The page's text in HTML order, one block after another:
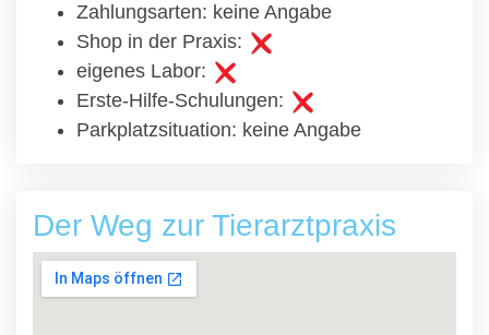
Zahlungsarten: keine Angabe
Shop in der Praxis:
eigenes Labor:
Erste-Hilfe-Schulungen:
Parkplatzsituation: keine Angabe
Der Weg zur Tierarztpraxis